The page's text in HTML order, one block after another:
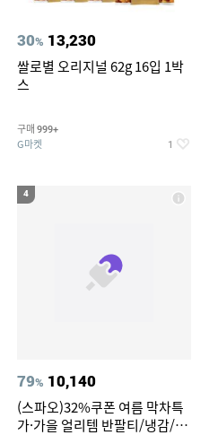
30% 13,230
쌀로별 오리지널 62g 16입 1박
스
구매 999+
G마켓 1
4
79% 10,140
(스파오)32%쿠폰 여름 막차특
가·가을 얼리템 반팔티/냉감/반